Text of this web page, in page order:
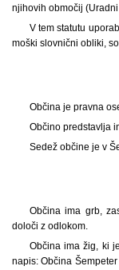
njihovih območij
V tem statutu
moški slovnični obliki,
Občina je pravna
Občino predstavlja
Sedež občine je v
Občina ima grb,
določi z odlokom.
Občina ima žig, ki
napis: Občina